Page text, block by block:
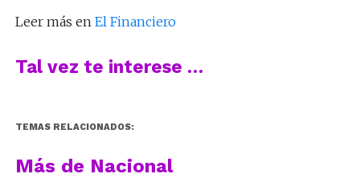
Leer más en El Financiero
Tal vez te interese …
TEMAS RELACIONADOS:
Más de Nacional